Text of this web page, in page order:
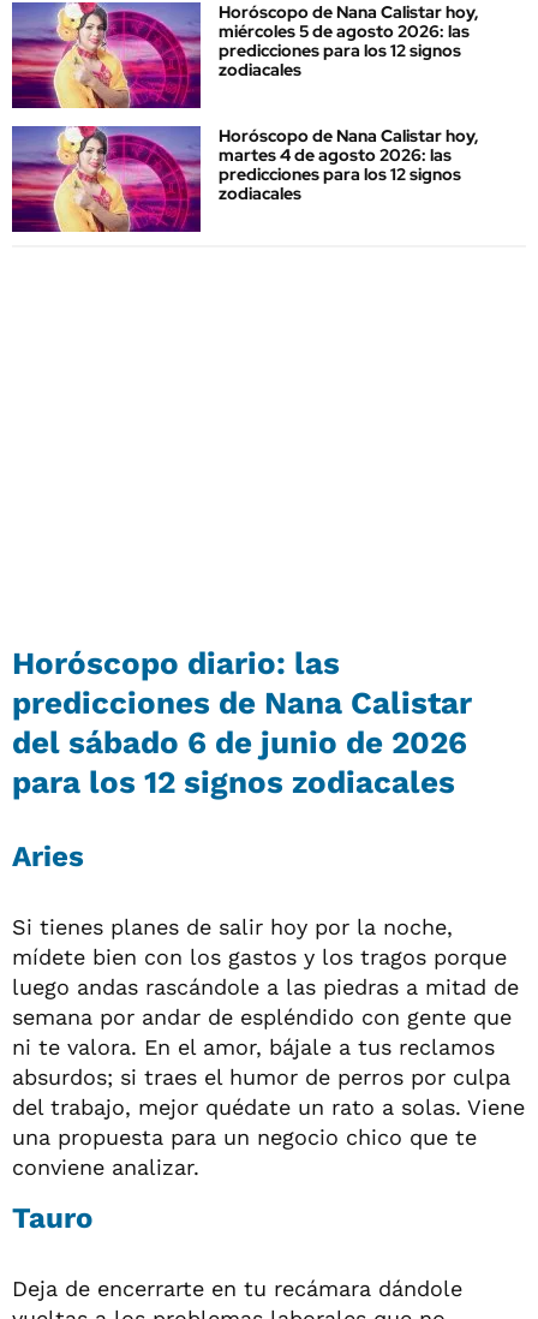
Horóscopo de Nana Calistar hoy,
miércoles 5 de agosto 2026: las
predicciones para los 12 signos
zodiacales
Horóscopo de Nana Calistar hoy,
martes 4 de agosto 2026: las
predicciones para los 12 signos
zodiacales
Horóscopo diario: las
predicciones de Nana Calistar
del sábado 6 de junio de 2026
para los 12 signos zodiacales
Aries
Si tienes planes de salir hoy por la noche,
mídete bien con los gastos y los tragos porque
luego andas rascándole a las piedras a mitad de
semana por andar de espléndido con gente que
ni te valora. En el amor, bájale a tus reclamos
absurdos; si traes el humor de perros por culpa
del trabajo, mejor quédate un rato a solas. Viene
una propuesta para un negocio chico que te
conviene analizar.
Tauro
Deja de encerrarte en tu recámara dándole